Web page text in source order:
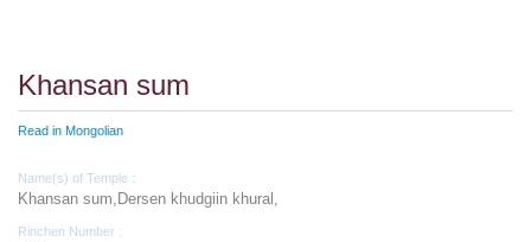
Khansan sum
Read in Mongolian
Name(s) of Temple :
Khansan sum,Dersen khudgiin khural,
Rinchen Number :